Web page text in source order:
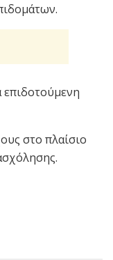
επιδοτούμενη
στο πλαίσιο